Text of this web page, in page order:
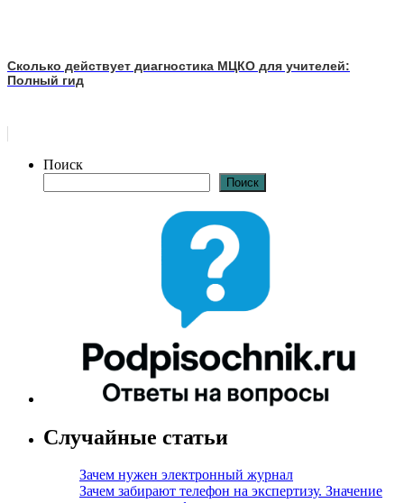
Сколько действует диагностика МЦКО для учителей:
Полный гид
Поиск
Поиск
Случайные статьи
Зачем нужен электронный журнал
Зачем забирают телефон на экспертизу. Значение